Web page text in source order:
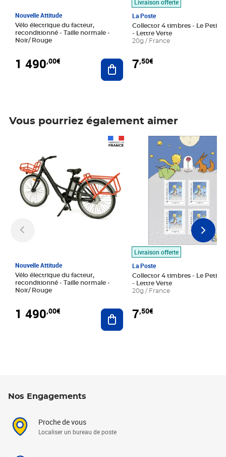
Nouvelle Attitude
Vélo électrique du facteur,
reconditionné - Taille normale -
Noir/ Rouge
1 490,00€ Ajouter au panier
Livraison offerte
La Poste
Collector 4 timbres - Le Petit
- Lettre Verte
20g / France
7,50€
Vous pourriez également aimer
Nouvelle Attitude
Vélo électrique du facteur,
reconditionné - Taille normale -
Noir/ Rouge
1 490,00€ Ajouter au panier
Livraison offerte
La Poste
Collector 4 timbres - Le Petit
- Lettre Verte
20g / France
7,50€
Prix 7,50€
Nos Engagements
Proche de vous
Localiser un bureau de poste